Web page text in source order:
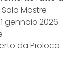
Mostre
gennaio 2026
da Proloco